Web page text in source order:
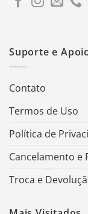
Suporte e
Contato
Termos de Uso
Política de
Cancelamento e
Troca e